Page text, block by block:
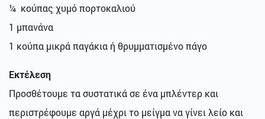
¼ κούπας χυμό πορτοκαλιού
1 μπανάνα
1 κούπα μικρά παγάκια ή θρυμματισμένο πάγο
Εκτέλεση
Προσθέτουμε τα συστατικά σε ένα μπλέντερ και
περιστρέφουμε αργά μέχρι το μείγμα να γίνει λείο και